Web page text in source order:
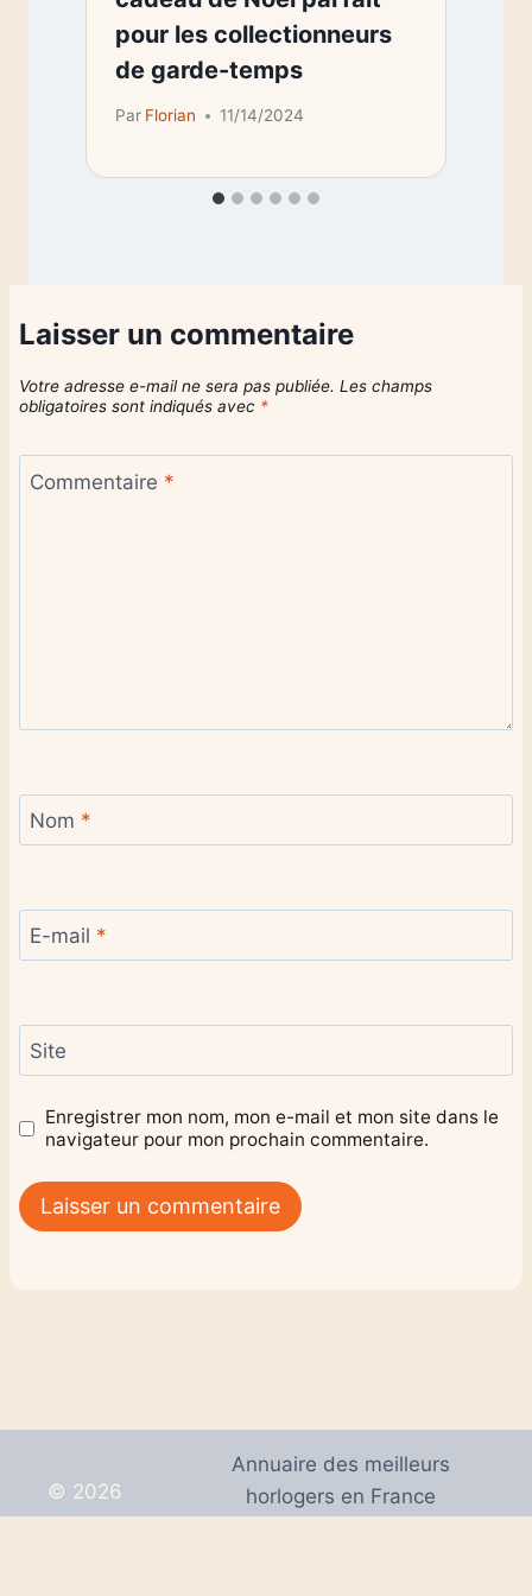
pour les collectionneurs
de garde-temps
Par Florian 11/14/2024
Laisser un commentaire
Votre adresse e-mail ne sera pas publiée. Les champs
obligatoires sont indiqués avec *
Commentaire *
Nom *
E-mail *
Site
Enregistrer mon nom, mon e-mail et mon site dans le
navigateur pour mon prochain commentaire.
© 2026
Univers de
Annuaire des meilleurs
horlogers en France